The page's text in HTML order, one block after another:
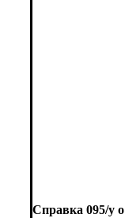
Справка 095/у о